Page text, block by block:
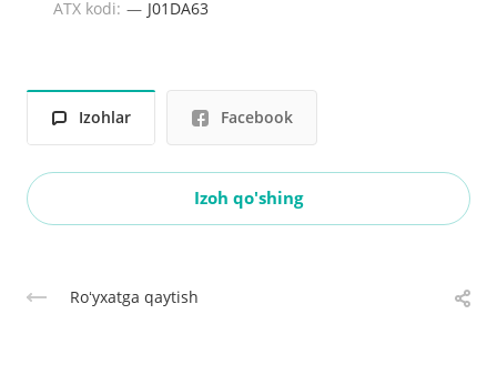
ATX kodi: — J01DA63
Izohlar Facebook
Izoh qo'shing
Roʻyxatga qaytish